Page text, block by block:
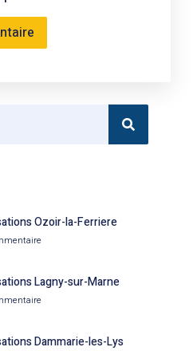
Ozoir-la-Ferriere
Lagny-sur-Marne
Dammarie-les-Lys